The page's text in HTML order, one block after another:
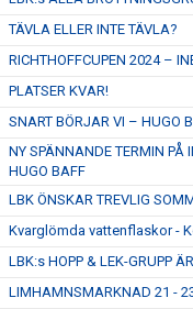
TÄVLA ELLER INTE TÄVLA?
RICHTHOFFCUPEN 2024 –
PLATSER KVAR!
SNART BÖRJAR VI – HUGO
NY SPÄNNANDE TERMIN PÅ
HUGO BAFF
LBK ÖNSKAR TREVLIG
Kvarglömda vattenflaskor -
LBK:s HOPP & LEK-GRUPP
LIMHAMNSMARKNAD 21 -